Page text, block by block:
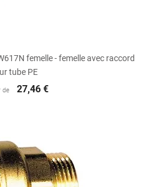
femelle - femelle avec raccord
tube PE
de 27,46 €